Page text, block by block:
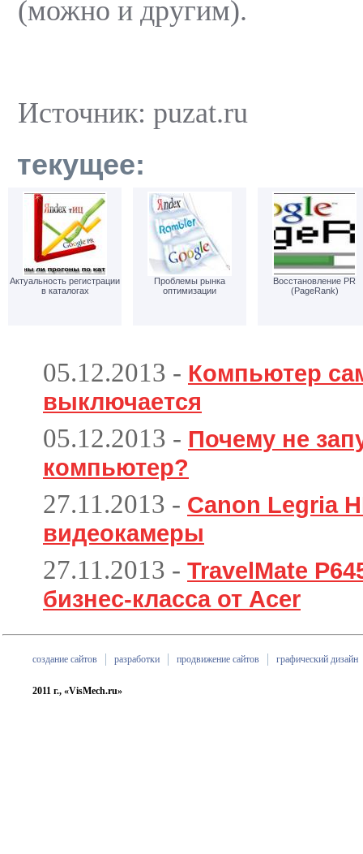
(можно и другим).
Источник: puzat.ru
текущее:
Актуальность регистрации
в каталогах
Проблемы рынка
оптимизации
Восстановление PR
(PageRank)
05.12.2013 - Компьютер
выключается
05.12.2013 - Почему не
компьютер?
27.11.2013 - Canon Legria
видеокамеры
27.11.2013 - TravelMate
бизнес-класса от Acer
создание сайтов разработки продвижение сайтов графический дизайн
2011 г., «VisMech.ru»